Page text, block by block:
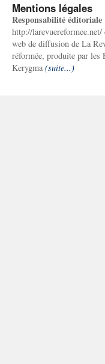
Mentions légales
Responsabilité éditoriale
http://larevuereformee.net/
web de diffusion de La
réformée, produite par les
Kerygma (suite...)